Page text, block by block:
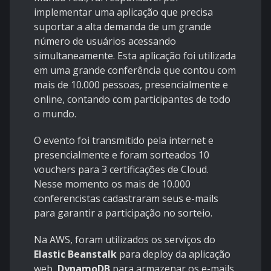
implementar uma aplicação que precisa
suportar a alta demanda de um grande
número de usuários acessando
simultaneamente. Esta aplicação foi utilizada
em uma grande conferência que contou com
mais de 10.000 pessoas, presencialmente e
online, contando com participantes de todo
o mundo.
O evento foi transmitido pela internet e
presencialmente e foram sorteados 10
vouchers para 3 certificações de Cloud.
Nesse momento os mais de 10.000
conferencistas cadastraram seus e-mails
para garantir a participação no sorteio.
Na AWS, foram utilizados os serviços do
Elastic Beanstalk para deploy da aplicação